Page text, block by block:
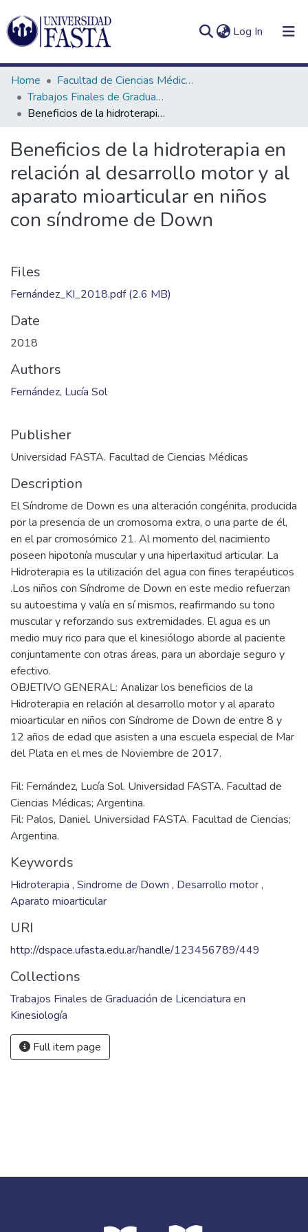
Log In (current)
Communities
&
Collections
All of DSpace
In(current)
Home
Facultad de Ciencias Médicas
Trabajos Finales de Graduación de Licenciatura en Kinesiología
Beneficios de la hidroterapia en relación al desarrollo motor y al aparato mioarticular en niños con síndrome de Down
Beneficios de la hidroterapia en
relación al desarrollo motor y al
aparato mioarticular en niños
con síndrome de Down
Files
Fernández_KI_2018.pdf(2.6 MB)
Date
2018
Authors
Fernández, Lucía Sol
Publisher
Universidad FASTA. Facultad de Ciencias Médicas
Description
El Síndrome de Down es una alteración congénita, producida
por la presencia de un cromosoma extra, o una parte de él,
en el par cromosómico 21. Al momento del nacimiento
poseen hipotonía muscular y una hiperlaxitud articular. La
Hidroterapia es la utilización del agua con fines terapéuticos
.Los niños con Síndrome de Down en este medio refuerzan
su autoestima y valía en sí mismos, reafirmando su tono
muscular y reforzando sus extremidades. El agua es un
medio muy rico para que el kinesiólogo aborde al paciente
conjuntamente con otras áreas, para un abordaje seguro y
efectivo.
OBJETIVO GENERAL: Analizar los beneficios de la
Hidroterapia en relación al desarrollo motor y al aparato
mioarticular en niños con Síndrome de Down de entre 8 y
12 años de edad que asisten a una escuela especial de Mar
Fil: Fernández, Lucía Sol. Universidad FASTA. Facultad de
Ciencias Médicas; Argentina.
Fil: Palos, Daniel. Universidad FASTA. Facultad de Ciencias;
Argentina.
Keywords
Hidroterapia , Sindrome de Down , Desarrollo motor,
Aparato mioarticular
URI
http://dspace.ufasta.edu.ar/handle/123456789/449
Collections
Trabajos Finales de Graduación de Licenciatura en
Kinesiología
Full item page